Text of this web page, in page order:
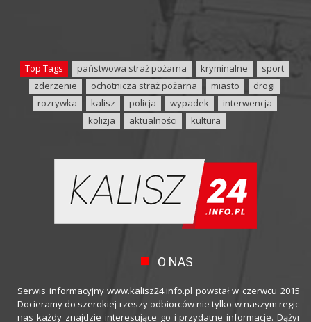
Top Tags państwowa straż pożarna kryminalne
sport
zderzenie
ochotnicza straż pożarna miasto
drogi
rozrywka
kalisz policja wypadek
interwencja
kolizja
aktualności kultura
O NAS
Serwis informacyjny www.kalisz24.info.pl powstał w czerwcu 2015
Docieramy do szerokiej rzeszy odbiorców nie tylko w naszym
nas każdy znajdzie interesujące go i przydatne informacje.